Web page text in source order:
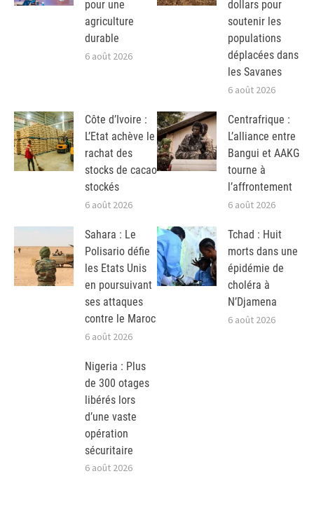
pour une
agriculture
durable
6 août 2026
dollars pour
soutenir les
populations
déplacées dans
les Savanes
6 août 2026
Côte d’Ivoire :
L’Etat achève le
rachat des
stocks de cacao
stockés
6 août 2026
Centrafrique :
L’alliance entre
Bangui et AAKG
tourne à
l’affrontement
6 août 2026
Sahara : Le
Polisario défie
les Etats Unis
en poursuivant
ses attaques
contre le Maroc
6 août 2026
Tchad : Huit
morts dans une
épidémie de
choléra à
N’Djamena
6 août 2026
Nigeria : Plus
de 300 otages
libérés lors
d’une vaste
opération
sécuritaire
6 août 2026